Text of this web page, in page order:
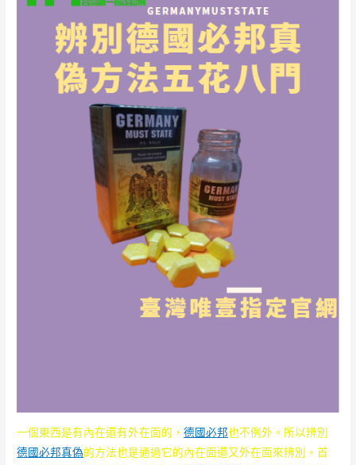
一個東西是有內在還有外在面的，德國必邦也不例外。所以辨別
德國必邦真偽的方法也是通過它的內在面還又外在面來辨別。首